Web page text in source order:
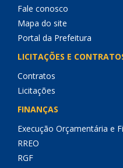
Fale conosco
Mapa do site
Portal da Prefeitura
LICITAÇÕES E
Contratos
Licitações
FINANÇAS
Execução Orçamentária e
RREO
RGF